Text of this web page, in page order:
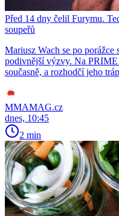
Před 14 dny čelil Furymu.
soupeřů
Mariusz Wach se po porážce
podivnější výzvy. Na
současně, a rozhodčí jeho
MMAMAG.cz
dnes, 10:45
2 min